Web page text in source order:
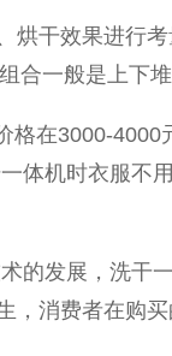
干效果进行
一般是上下
在3000-
机时衣服不
的发展，洗
消费者在购买